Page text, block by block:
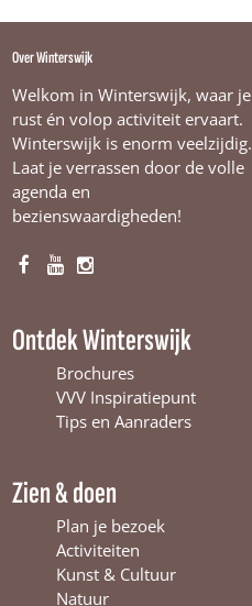
Over Winterswijk
Welkom in Winterswijk, waar je
rust én volop activiteit ervaart.
Winterswijk is enorm veelzijdig.
Laat je verrassen door de volle
agenda en
bezienswaardigheden!
F
e
i
Y
T
u
b
e
n
t
e
r
s
I
t
a
g
r
W
n
Ontdek Winterswijk
Brochures
VVV Inspiratiepunt
Tips en Aanraders
Zien & doen
Plan je bezoek
Activiteiten
Kunst & Cultuur
Natuur